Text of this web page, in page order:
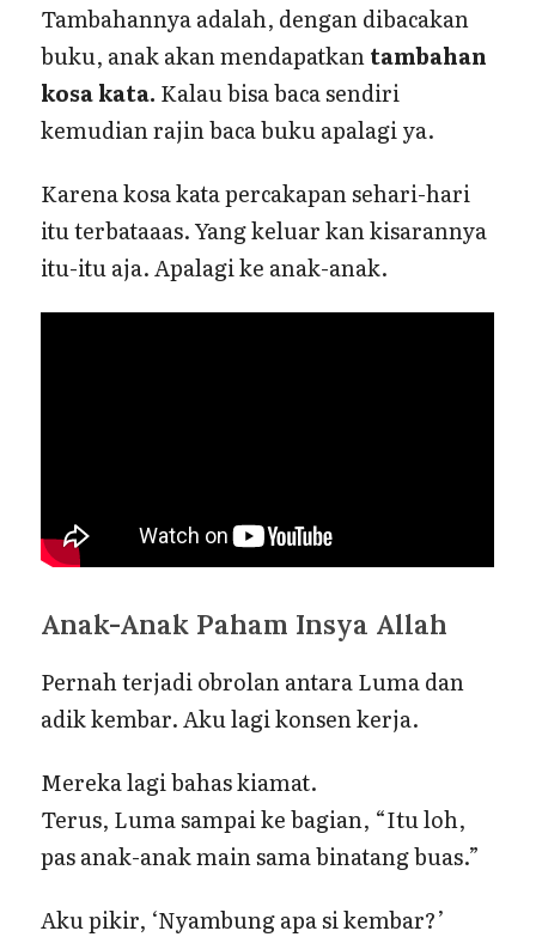
Tambahannya adalah, dengan dibacakan
buku, anak akan mendapatkantambahan
kosa kata. Kalau bisa baca sendiri
kemudian rajin baca buku apalagi ya.
Karena kosa kata percakapan sehari-hari
itu terbataaas. Yang keluar kan kisarannya
itu-itu aja. Apalagi ke anak-anak.
Anak-Anak Paham Insya Allah
Pernah terjadi obrolan antara Luma dan
adik kembar. Aku lagi konsen kerja.
Mereka lagi bahas kiamat.
Terus, Luma sampai ke bagian, “Itu loh,
pas anak-anak main sama binatang buas.”
Aku pikir, ‘Nyambung apa si kembar?’